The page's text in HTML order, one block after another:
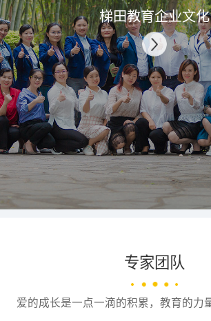
案提供商，开启服务行
业新纪元
梯田教育企业文化
专家团队
爱的成长是一点一滴的积累，教育的力